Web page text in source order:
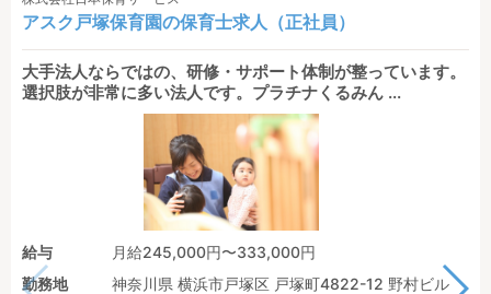
アスク戸塚保育園の保育士求人（正社員）
大手法人ならではの、研修・サポート体制が整っています。
選択肢が非常に多い法人です。プラチナくるみん ...
給与
月給245,000円〜333,000円
勤務地
神奈川県 横浜市戸塚区 戸塚町4822-12 野村ビル